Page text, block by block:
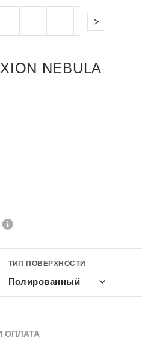
NEBULA
ТИП ПОВЕРХНОСТИ
Полированный
ОПЛАТА